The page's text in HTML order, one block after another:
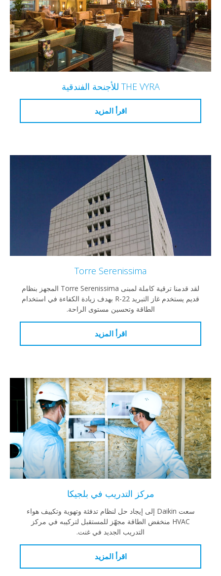
THE VYRA للأجنحة الفندقية
اقرأ المزيد
Torre Serenissima
لقد قدمنا ترقية كاملة لمبنى Torre Serenissima المجهز بنظام
قديم يستخدم غاز التبريد R-22 بهدف زيادة الكفاءة في استخدام
الطاقة وتحسين مستوى الراحة.
اقرأ المزيد
مركز التدريب في بلجيكا
سعت Daikin إلى إيجاد حل لنظام تدفئة وتهوية وتكييف هواء
HVAC منخفض الطاقة مجهّز للمستقبل لتركيبه في مركز
التدريب الجديد في غنت.
اقرأ المزيد